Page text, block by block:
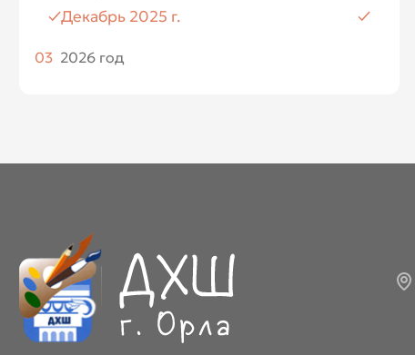
Декабрь 2025 г.
03 2026 год
Июнь 2026
Июль 2026